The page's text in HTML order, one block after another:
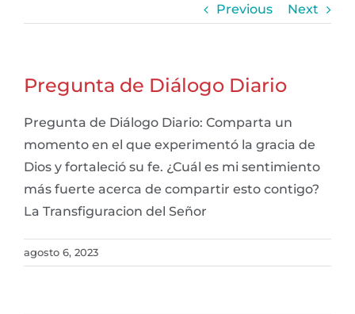
Previous Next
Pregunta de Diálogo Diario
Pregunta de Diálogo Diario: Comparta un
momento en el que experimentó la gracia de
Dios y fortaleció su fe. ¿Cuál es mi sentimiento
más fuerte acerca de compartir esto contigo?
La Transfiguracion del Señor
agosto 6, 2023